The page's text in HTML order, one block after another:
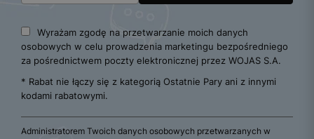
Wyrażam zgodę na przetwarzanie moich danych
osobowych w celu prowadzenia marketingu bezpośredniego
za pośrednictwem poczty elektronicznej przez WOJAS S.A.
* Rabat nie łączy się z kategorią Ostatnie Pary ani z innymi
kodami rabatowymi.
Administratorem Twoich danych osobowych przetwarzanych w